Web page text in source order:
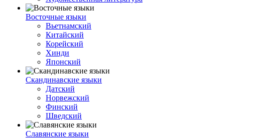
Восточные языки
Вьетнамский
Китайский
Корейский
Хинди
Японский
Скандинавские языки
Датский
Норвежский
Финский
Шведский
Славянские языки